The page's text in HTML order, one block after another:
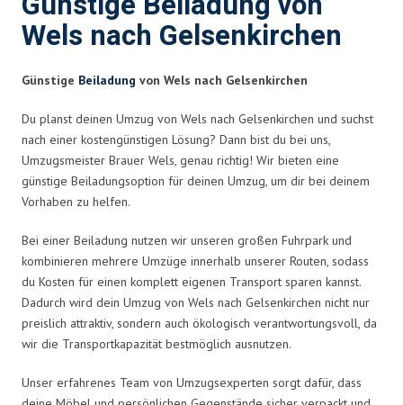
Wels nach Gelsenkirchen
Günstige Beiladung von Wels nach Gelsenkirchen
Du planst deinen Umzug von Wels nach Gelsenkirchen und suchst
nach einer kostengünstigen Lösung? Dann bist du bei uns,
Umzugsmeister Brauer Wels, genau richtig! Wir bieten eine
günstige Beiladungsoption für deinen Umzug, um dir bei deinem
Vorhaben zu helfen.
Bei einer Beiladung nutzen wir unseren großen Fuhrpark und
kombinieren mehrere Umzüge innerhalb unserer Routen, sodass
du Kosten für einen komplett eigenen Transport sparen kannst.
Dadurch wird dein Umzug von Wels nach Gelsenkirchen nicht nur
preislich attraktiv, sondern auch ökologisch verantwortungsvoll, da
wir die Transportkapazität bestmöglich ausnutzen.
Unser erfahrenes Team von Umzugsexperten sorgt dafür, dass